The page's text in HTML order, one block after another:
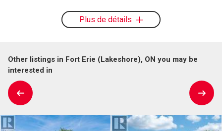
Plus de détails
Other listings in Fort Erie (Lakeshore), ON you may be
interested in